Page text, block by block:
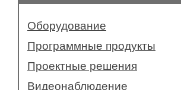
Оборудование
- Бесперебойное энергоснабжение
- Интерактивные доски и приставки
- Компьютерная техника
Программные продукты
Проектные решения
Видеонаблюдение